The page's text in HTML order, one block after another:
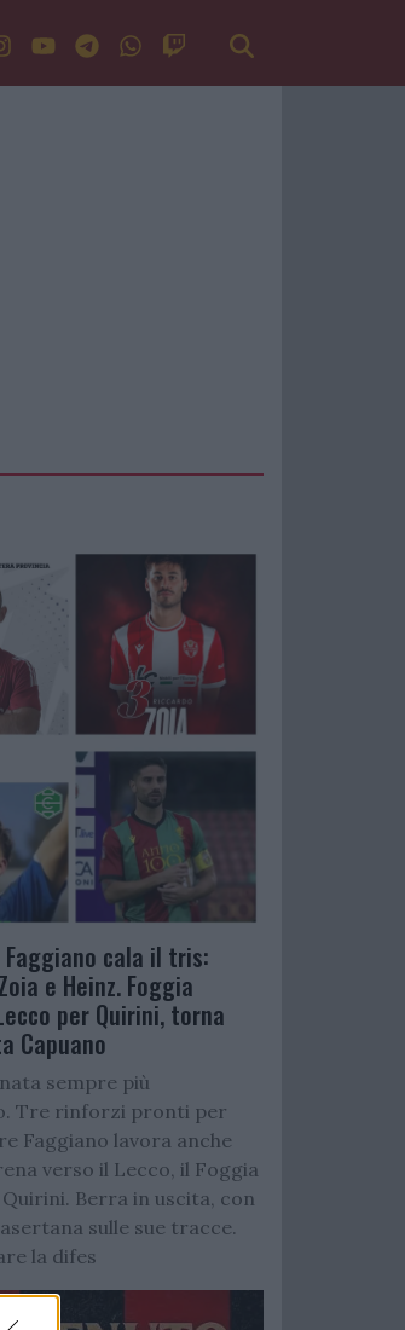
cala il tris:
e Heinz. Foggia
per Quirini, torna
Capuano
sempre più
Tre rinforzi pronti per
Faggiano lavora anche
verso il Lecco, il Foggia
Berra in uscita, con
sulle sue tracce.
la difes